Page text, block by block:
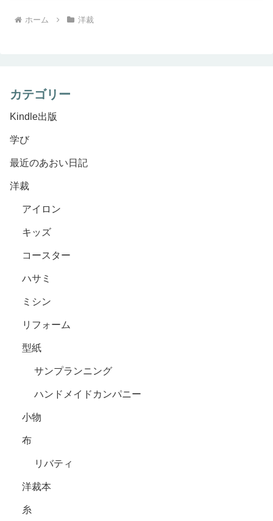
ホーム 洋裁
カテゴリー
Kindle出版
学び
最近のあおい日記
洋裁
アイロン
キッズ
コースター
ハサミ
ミシン
リフォーム
型紙
サンプランニング
ハンドメイドカンパニー
小物
布
リバティ
洋裁本
糸